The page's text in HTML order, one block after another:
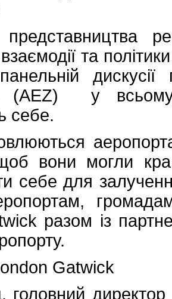
та
(AEZ) у всьому
себе.
вони могли
себе для
разом із
Gatwick
головний